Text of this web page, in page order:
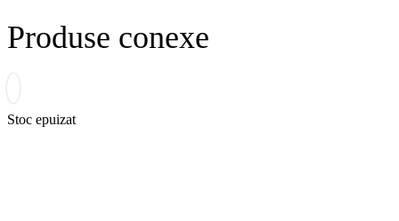
Produse conexe
Stoc epuizat